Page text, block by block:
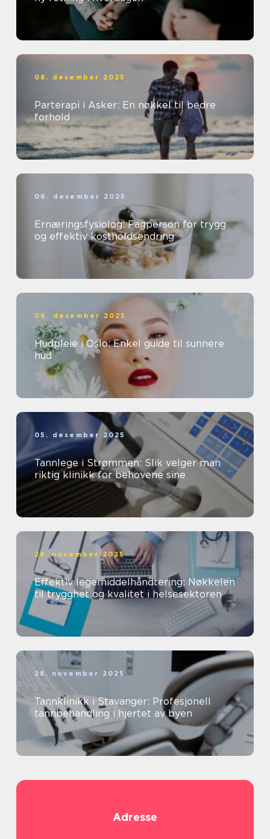
08. desember 2025
Parterapi i Asker: En nøkkel til bedre
forhold
06. desember 2025
Ernæringsfysiolog: Fagperson for trygg
og effektiv kostholdsendring
06. desember 2025
Hudpleie i Oslo: Enkel guide til sunnere
hud
05. desember 2025
Tannlege i Strømmen: Slik velger man
riktig klinikk for behovene sine
28. november 2025
Effektiv legemiddelhåndtering: Nøkkelen
til trygghet og kvalitet i helsesektoren
28. november 2025
Tannklinikk i Stavanger: Profesjonell
tannbehandling i hjertet av byen
Adresse